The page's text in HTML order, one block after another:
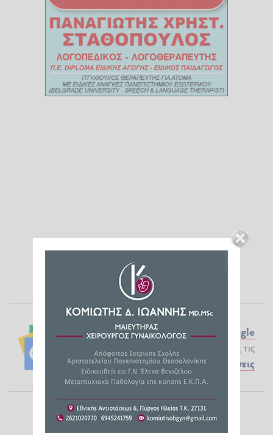
Ακολουθήστε το ilialive.gr στο
Google
News
και μάθετε πρώτοι όλες τις
Ειδήσεις